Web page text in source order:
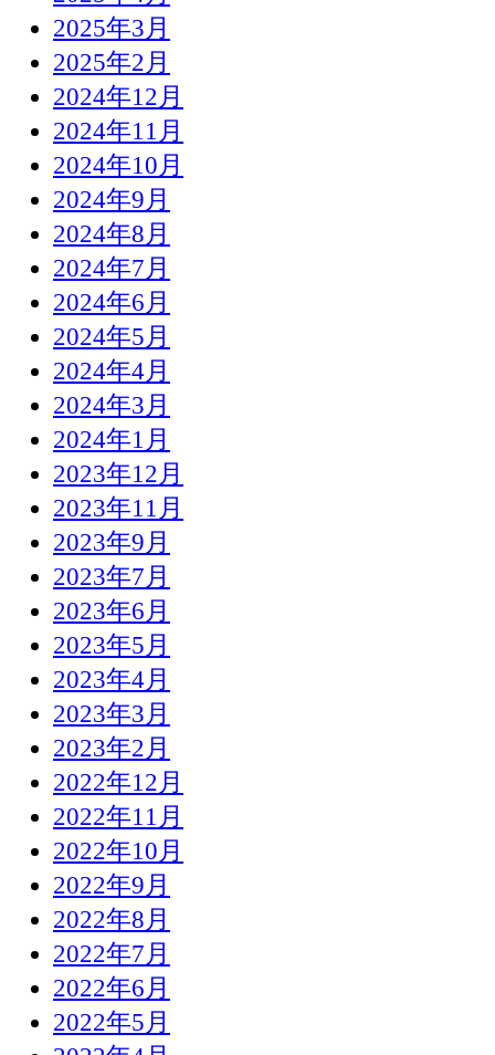
2025年3月
2025年2月
2024年12月
2024年11月
2024年10月
2024年9月
2024年8月
2024年7月
2024年6月
2024年5月
2024年4月
2024年3月
2024年1月
2023年12月
2023年11月
2023年9月
2023年7月
2023年6月
2023年5月
2023年4月
2023年3月
2023年2月
2022年12月
2022年11月
2022年10月
2022年9月
2022年8月
2022年7月
2022年6月
2022年5月